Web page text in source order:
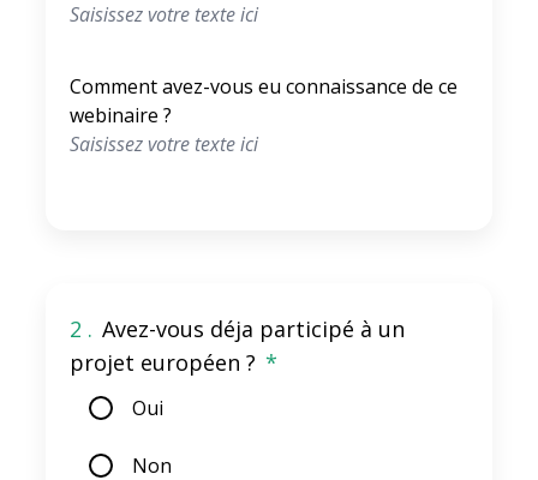
Comment avez-vous eu connaissance de ce
webinaire ?
2 . Avez-vous déja participé à un
projet européen ? *
Oui
Non